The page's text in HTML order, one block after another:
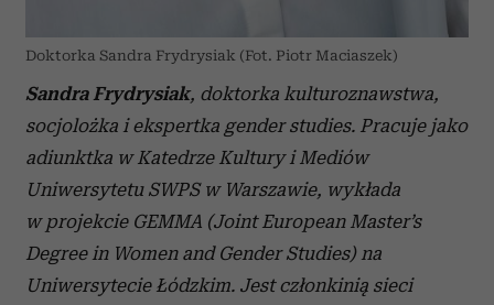
Doktorka Sandra Frydrysiak (Fot. Piotr Maciaszek)
Sandra Frydrysiak, doktorka kulturoznawstwa,
socjolożka i ekspertka gender studies. Pracuje jako
adiunktka w Katedrze Kultury i Mediów
Uniwersytetu SWPS w Warszawie, wykłada
w projekcie GEMMA (Joint European Master’s
Degree in Women and Gender Studies) na
Uniwersytecie Łódzkim. Jest członkinią sieci